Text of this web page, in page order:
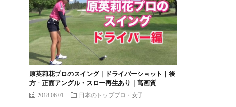
原英莉花プロのスイング｜ドライバーショット｜後
方・正面アングル・スロー再生あり｜高画質
2018.06.01 日本のトッププロ・女子